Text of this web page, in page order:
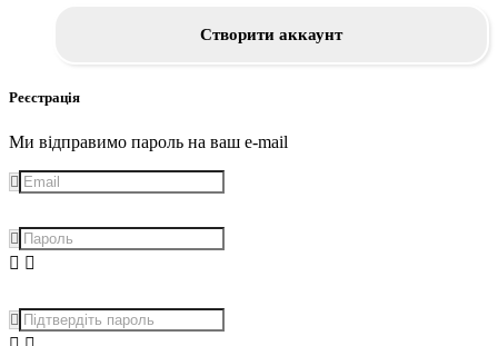
Створити аккаунт
Реєстрація
Ми відправимо пароль на ваш e-mail